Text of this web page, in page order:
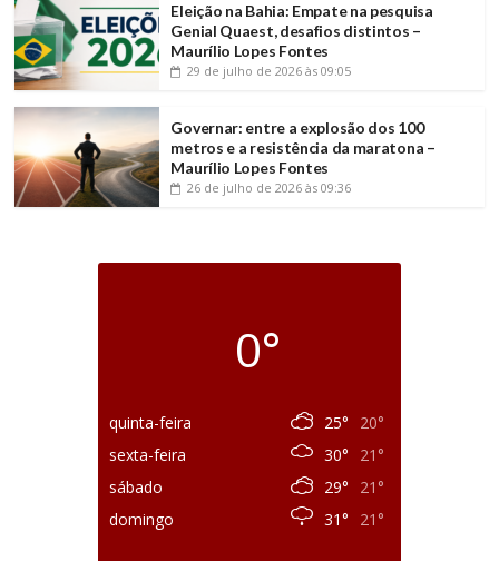
Eleição na Bahia: Empate na pesquisa
Genial Quaest, desafios distintos –
Maurílio Lopes Fontes
29 de julho de 2026 às 09:05
Governar: entre a explosão dos 100
metros e a resistência da maratona –
Maurílio Lopes Fontes
26 de julho de 2026 às 09:36
0°
quinta-feira 25°
20°
sexta-feira
30°
21°
sábado
29°
21°
domingo
31° 21°